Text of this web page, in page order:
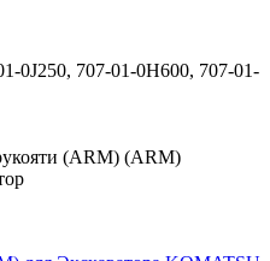
0J250, 707-01-0H600, 707-01-
(ARM) (ARM)